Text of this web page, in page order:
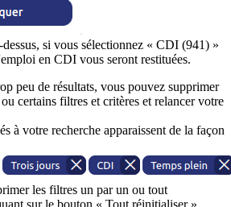
si vous sélectionnez « CDI (941) »
en CDI vous seront restituées.
peu de résultats, vous pouvez supprimer
certains filtres et critères et relancer votre
à votre recherche apparaissent de la façon
les filtres un par un ou tout